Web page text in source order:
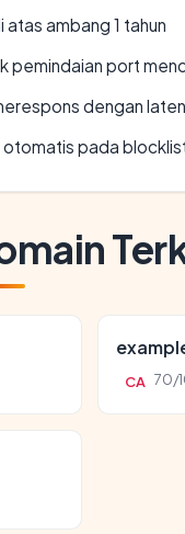
atas ambang 1 tahun
pemindaian port
dengan
otomatis pada
CA 70/